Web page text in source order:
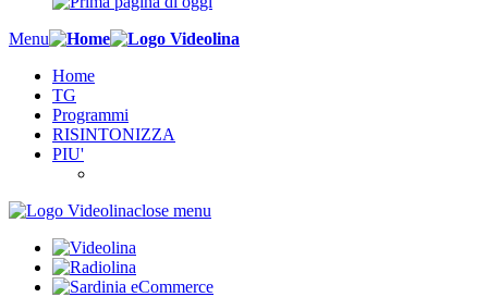
Menu
Home
TG
Programmi
RISINTONIZZA
PIU'
close menu